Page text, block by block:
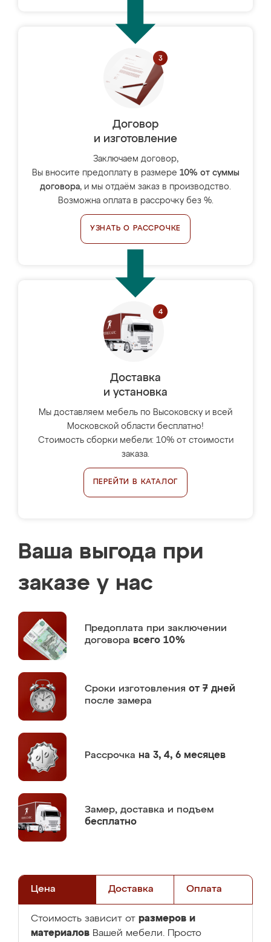
Договор
и изготовление
Заключаем договор,
Вы вносите предоплату в размере 10% от суммы
договора, и мы отдаём заказ в производство.
Возможна оплата в рассрочку без %.
УЗНАТЬ О РАССРОЧКЕ
Доставка
и установка
Мы доставляем мебель по Высоковску и всей
Московской области бесплатно!
Стоимость сборки мебели: 10% от стоимости
заказа.
ПЕРЕЙТИ В КАТАЛОГ
Ваша выгода при
заказе у нас
Предоплата при заключении
договора всего 10%
Сроки изготовления от 7 дней
после замера
Рассрочка на 3, 4, 6 месяцев
Замер, доставка и подъем
бесплатно
Цена Доставка Оплата
Стоимость зависит от размеров и
материалов Вашей мебели. Просто